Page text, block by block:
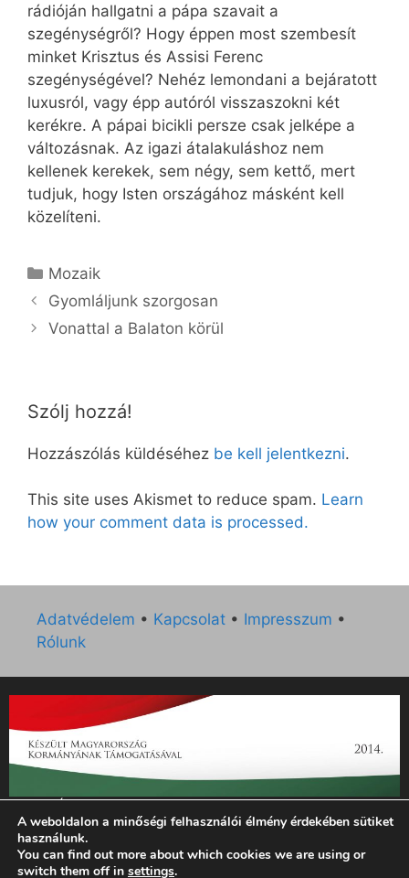
rádióján hallgatni a pápa szavait a
szegénységről? Hogy éppen most szembesít
minket Krisztus és Assisi Ferenc
szegénységével? Nehéz lemondani a bejáratott
luxusról, vagy épp autóról visszaszokni két
kerékre. A pápai bicikli persze csak jelképe a
változásnak. Az igazi átalakuláshoz nem
kellenek kerekek, sem négy, sem kettő, mert
tudjuk, hogy Isten országához másként kell
közelíteni.
Kategória
Mozaik
Gyomláljunk szorgosan
Vonattal a Balaton körül
Szólj hozzá!
Hozzászólás küldéséhez be kell jelentkezni.
This site uses Akismet to reduce spam. Learn
how your comment data is processed.
Adatvédelem • Kapcsolat • Impresszum •
Rólunk
„Az Új Ember katolikus hetilap 2014. évi működésének
támogatását az EGYH-KCP-14-P-0121 sz. támogatási
szerződés keretében 3 000 000 Ft összegben támogatta az
Emberi Erőforrások Minisztériuma.”
A weboldalon a minőségi felhasználói élmény érdekében sütiket
használunk.
You can find out more about which cookies we are using or
switch them off in settings.